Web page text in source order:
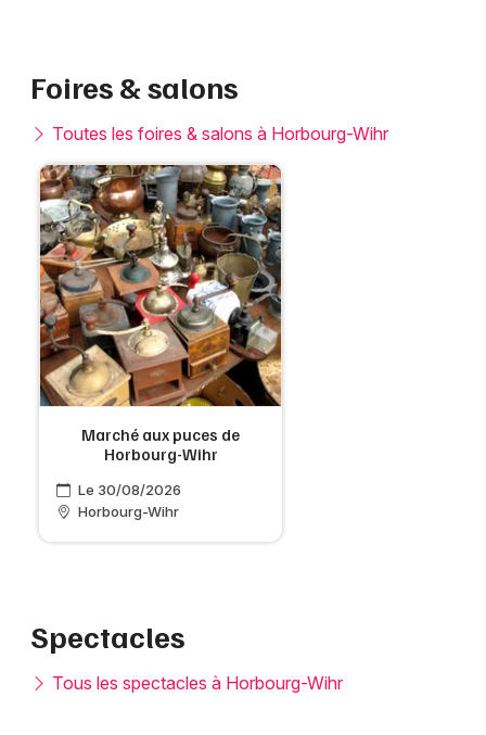
Foires & salons
Toutes les foires & salons à Horbourg-Wihr
Marché aux puces de
Horbourg-Wihr
Le 30/08/2026
Horbourg-Wihr
Spectacles
Tous les spectacles à Horbourg-Wihr